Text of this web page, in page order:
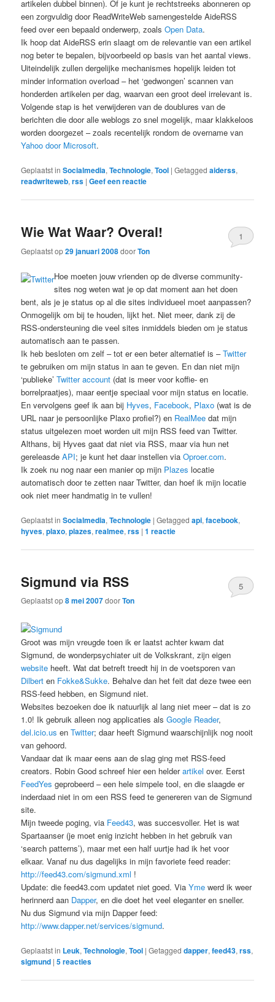
artikelen dubbel binnen). Of je kunt je rechtstreeks abonneren op
een zorgvuldig door ReadWriteWeb samengestelde AideRSS
feed over een bepaald onderwerp, zoalsOpen Data.
Ik hoop dat AideRSS erin slaagt om de relevantie van een artikel
nog beter te bepalen, bijvoorbeeld op basis van het aantal views.
Uiteindelijk zullen dergelijke mechanismes hopelijk leiden tot
minder information overload – het ‘gedwongen’ scannen van
honderden artikelen per dag, waarvan een groot deel irrelevant is.
Volgende stap is het verwijderen van de doublures van de
berichten die door alle weblogs zo snel mogelijk, maar klakkeloos
worden doorgezet – zoals recentelijk rondom de overname van
Yahoo door Microsoft.
Geplaatst in Socialmedia,Technologie,Tool |Getagged aiderss,
readwriteweb,rss |Geef een reactie
Wie Wat Waar? Overal!
Geplaatst op29 januari 2008doorTon
1
Hoe moeten jouw vrienden op de diverse community-
sites nog weten wat je op dat moment aan het doen
bent, als je je status op al die sites individueel moet aanpassen?
Onmogelijk om bij te houden, lijkt het. Niet meer, dank zij de
RSS-ondersteuning die veel sites inmiddels bieden om je status
automatisch aan te passen.
Ik heb besloten om zelf – tot er een beter alternatief is –Twitter
te gebruiken om mijn status in aan te geven. En dan niet mijn
‘publieke’Twitter account (dat is meer voor koffie- en
borrelpraatjes), maar eentje speciaal voor mijn status en locatie.
En vervolgens geef ik aan bij Hyves, Facebook, Plaxo (wat is de
URL naar je persoonlijke Plaxo profiel?) en RealMee dat mijn
status uitgelezen moet worden uit mijn RSS feed van Twitter.
Althans, bij Hyves gaat dat niet via RSS, maar via hun net
gereleasdeAPI; je kunt het daar instellen viaOproer.com.
Ik zoek nu nog naar een manier op mijn Plazes locatie
automatisch door te zetten naar Twitter, dan hoef ik mijn locatie
ook niet meer handmatig in te vullen!
Geplaatst in Socialmedia,Technologie |Getagged api,facebook,
hyves,plaxo,plazes,realmee,rss |1 reactie
Sigmund via RSS
Geplaatst op8 mei 2007doorTon
5
Groot was mijn vreugde toen ik er laatst achter kwam dat
Sigmund, de wonderpsychiater uit de Volkskrant, zijn eigen
website heeft. Wat dat betreft treedt hij in de voetsporen van
Dilbert en Fokke&Sukke. Behalve dan het feit dat deze twee een
RSS-feed hebben, en Sigmund niet.
Websites bezoeken doe ik natuurlijk al lang niet meer – dat is zo
1.0! Ik gebruik alleen nog applicaties alsGoogle Reader,
del.icio.us enTwitter; daar heeft Sigmund waarschijnlijk nog nooit
van gehoord.
Vandaar dat ik maar eens aan de slag ging met RSS-feed
creators. Robin Good schreef hier een helderartikel over. Eerst
FeedYes geprobeerd – een hele simpele tool, en die slaagde er
inderdaad niet in om een RSS feed te genereren van de Sigmund
site.
Mijn tweede poging, via Feed43, was succesvoller. Het is wat
Spartaanser (je moet enig inzicht hebben in het gebruik van
‘search patterns’), maar met een half uurtje had ik het voor
elkaar. Vanaf nu dus dagelijks in mijn favoriete feed reader:
http://feed43.com/sigmund.xml !
Update: die feed43.com updatet niet goed. ViaYme werd ik weer
herinnerd aan Dapper, en die doet het veel eleganter en sneller.
Nu dus Sigmund via mijn Dapper feed:
http://www.dapper.net/services/sigmund.
Geplaatst in Leuk,Technologie,Tool |Getagged dapper,feed43,rss,
sigmund |5reacties